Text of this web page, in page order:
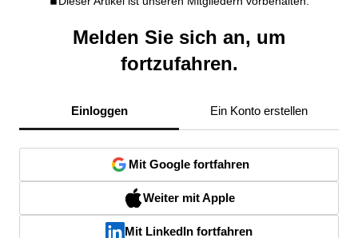
Melden Sie sich an, um
fortzufahren.
Einloggen Ein Konto erstellen
Mit Google fortfahren
Weiter mit Apple
Mit LinkedIn fortfahren